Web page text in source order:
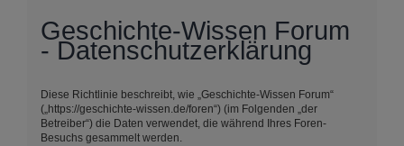
Geschichte-Wissen Forum
- Datenschutzerklärung
Diese Richtlinie beschreibt, wie „Geschichte-Wissen Forum“
(„https://geschichte-wissen.de/foren“) (im Folgenden „der
Betreiber“) die Daten verwendet, die während Ihres Foren-
Besuchs gesammelt werden.